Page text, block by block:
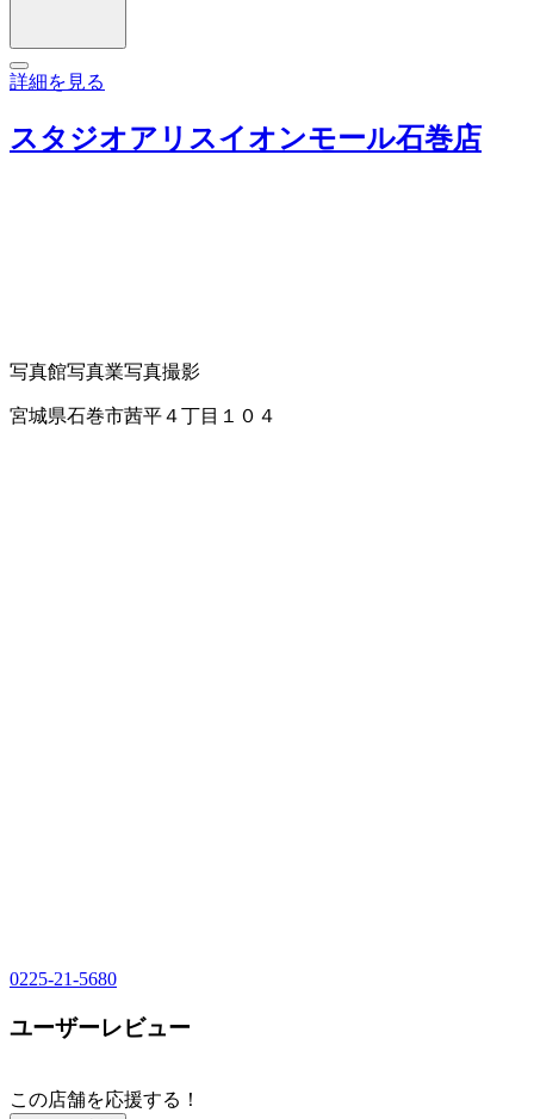
詳細を見る
スタジオアリスイオンモール石巻店
写真館写真業写真撮影
宮城県石巻市茜平４丁目１０４
0225-21-5680
ユーザーレビュー
この店舗を応援する！